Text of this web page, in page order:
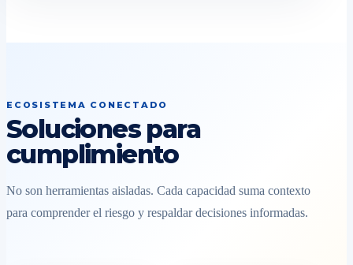
ECOSISTEMA CONECTADO
Soluciones para
cumplimiento
No son herramientas aisladas. Cada capacidad suma contexto
para comprender el riesgo y respaldar decisiones informadas.